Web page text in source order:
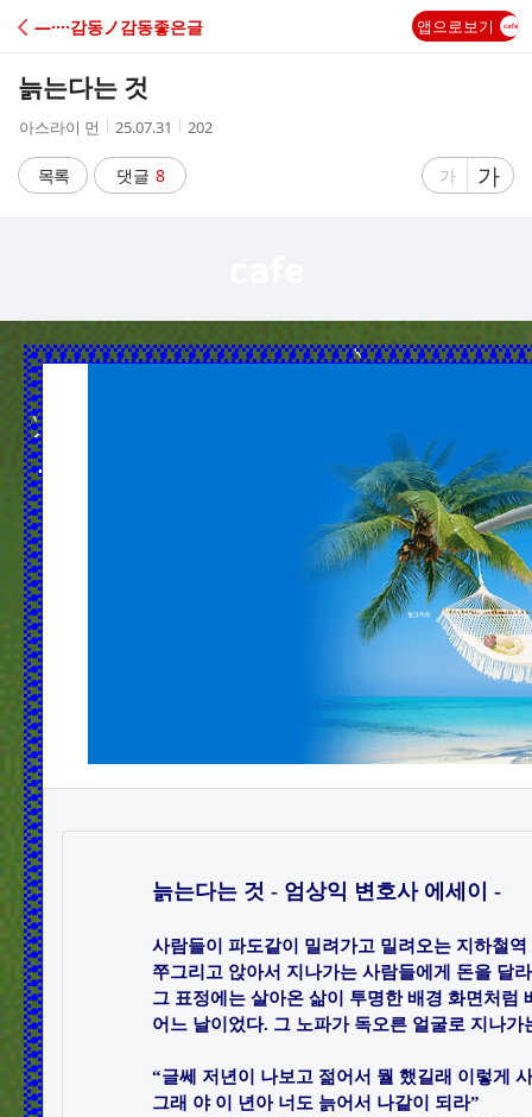
C
―····감동ノ감동좋은글 앱으로보기
늙는다는 것
작
자
아스라이 먼
작
시
간
25.07.31
조
202
목록 댓글 8
글
작
게
가
글
자
크
게
가
늙는다는 것 - 엄상익 변호사 에세이 -
사람들이 파도같이 밀려가고 밀려오는 지하철
쭈그리고 앉아서 지나가는 사람들에게 돈을 달
그 표정에는 살아온 삶이 투명한 배경 화면처럼
어느 날이었다. 그 노파가 독오른 얼굴로 지나가
“글쎄 저년이 나보고 젊어서 뭘 했길래 이렇게
그래 야 이 년아 너도 늙어서 나같이 되라”​